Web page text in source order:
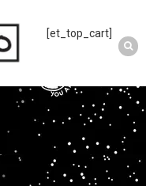
[et_top_cart]